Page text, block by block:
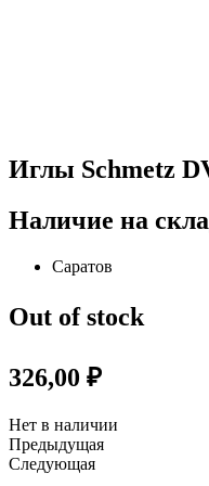
Иглы Schmetz
Наличие на
Саратов
Out of stock
326,00 ₽
Нет в наличии
Предыдущая
Следующая